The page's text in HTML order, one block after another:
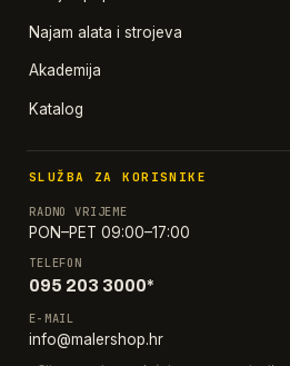
Najam alata i strojeva
Akademija
Katalog
SLUŽBA ZA KORISNIKE
RADNO VRIJEME
PON–PET 09:00–17:00
TELEFON
095 203 3000*
E-MAIL
info@malershop.hr